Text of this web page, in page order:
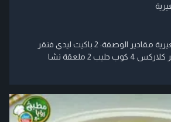
حلى الكراميل مع الشعيرية مقادير الوصفة: 2 باكيت ليدي فنقر
2 باكيت كراميل فوستر كلاركس 4 كوب حليب 2 ملعقة نشا